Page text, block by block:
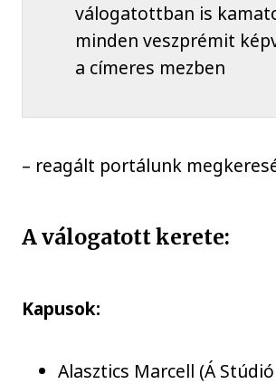
válogatottban is
minden veszprémit
a címeres mezben
– reagált portálunk
A válogatott kerete:
Kapusok:
Alasztics Marcell (Á